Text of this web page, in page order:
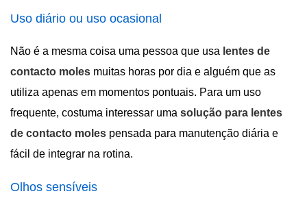
Uso diário ou uso ocasional
Não é a mesma coisa uma pessoa que usa lentes de
contacto moles muitas horas por dia e alguém que as
utiliza apenas em momentos pontuais. Para um uso
frequente, costuma interessar uma solução para lentes
de contacto moles pensada para manutenção diária e
fácil de integrar na rotina.
Olhos sensíveis